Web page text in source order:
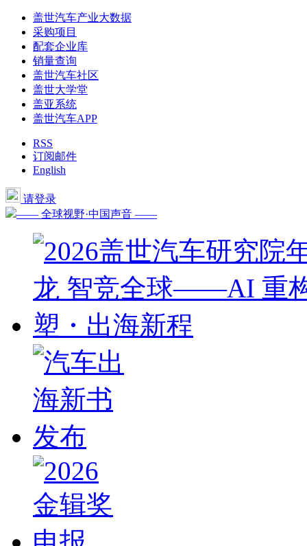
盖世汽车产业大数据
采购项目
配套企业库
销量查询
盖世汽车社区
盖世大学堂
盖亚系统
盖世汽车APP
RSS
订阅邮件
English
请登录
—— 全球视野·中国声音 ——